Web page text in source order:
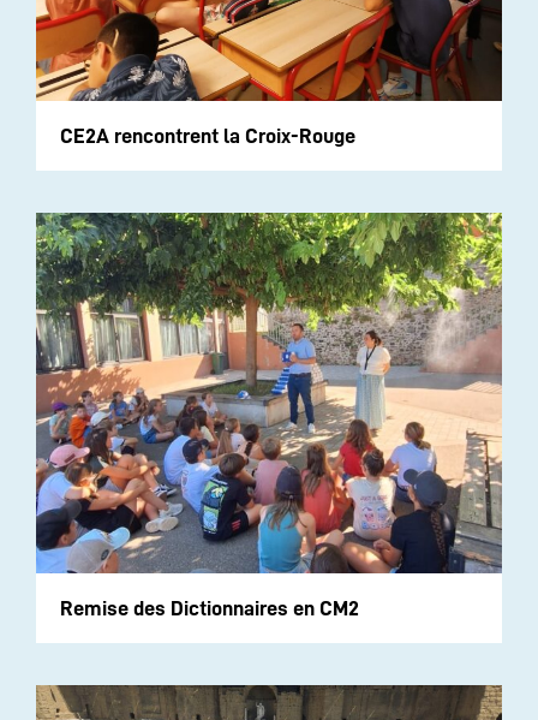
CE2A rencontrent la Croix-Rouge
Remise des Dictionnaires en CM2